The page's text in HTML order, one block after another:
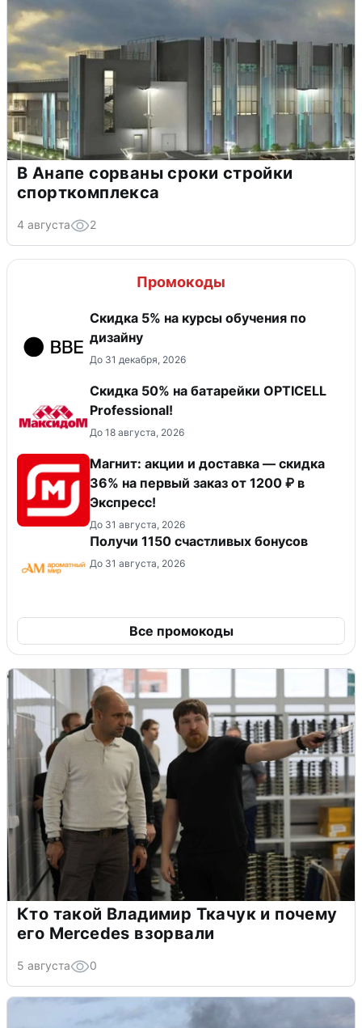
В Анапе сорваны сроки стройки
спорткомплекса
4 августа 2
Промокоды
Скидка 5% на курсы обучения по
дизайну
До 31 декабря, 2026
Скидка 50% на батарейки OPTICELL
Professional!
До 18 августа, 2026
Магнит: акции и доставка — скидка
36% на первый заказ от 1200 ₽ в
Экспресс!
До 31 августа, 2026
Получи 1150 счастливых бонусов
До 31 августа, 2026
Все промокоды
Кто такой Владимир Ткачук и почему
его Mercedes взорвали
5 августа 0